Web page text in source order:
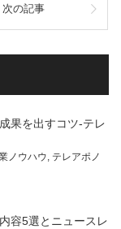
次の記事
果を出すコツ‐テレ
ノウハウ, テレアポノ
容5選とニュースレ